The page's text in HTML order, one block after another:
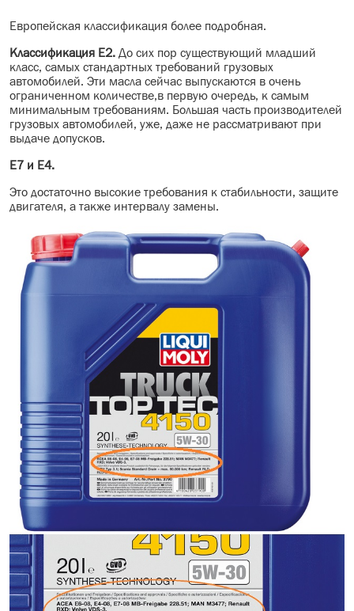
Европейская классификация более подробная.
Классификация E2. До сих пор существующий младший
класс, самых стандартных требований грузовых
автомобилей. Эти масла сейчас выпускаются в очень
ограниченном количестве,в первую очередь, к самым
минимальным требованиям. Большая часть производителей
грузовых автомобилей, уже, даже не рассматривают при
выдаче допусков.
Е7 и Е4.
Это достаточно высокие требования к стабильности, защите
двигателя, а также интервалу замены.